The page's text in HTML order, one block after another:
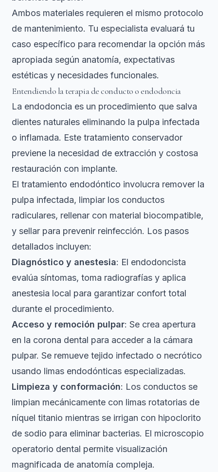
Ambos materiales requieren el mismo protocolo
de mantenimiento. Tu especialista evaluará tu
caso específico para recomendar la opción más
apropiada según anatomía, expectativas
estéticas y necesidades funcionales.
Entendiendo la terapia de conducto o endodoncia
La endodoncia es un procedimiento que salva
dientes naturales eliminando la pulpa infectada
o inflamada. Este tratamiento conservador
previene la necesidad de extracción y costosa
restauración con implante.
El tratamiento endodóntico involucra remover la
pulpa infectada, limpiar los conductos
radiculares, rellenar con material biocompatible,
y sellar para prevenir reinfección. Los pasos
detallados incluyen:
Diagnóstico y anestesia: El endodoncista
evalúa síntomas, toma radiografías y aplica
anestesia local para garantizar confort total
durante el procedimiento.
Acceso y remoción pulpar: Se crea apertura
en la corona dental para acceder a la cámara
pulpar. Se remueve tejido infectado o necrótico
usando limas endodónticas especializadas.
Limpieza y conformación: Los conductos se
limpian mecánicamente con limas rotatorias de
níquel titanio mientras se irrigan con hipoclorito
de sodio para eliminar bacterias. El microscopio
operatorio dental permite visualización
magnificada de anatomía compleja.